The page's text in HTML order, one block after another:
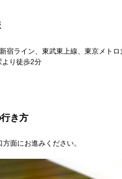
宿ライン、東武東上線、東京メト
より徒歩2分
き方
面にお進みください。